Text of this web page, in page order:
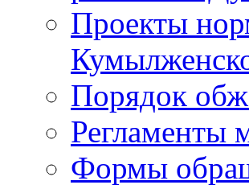
Проекты
Порядок
Регламенты
Формы